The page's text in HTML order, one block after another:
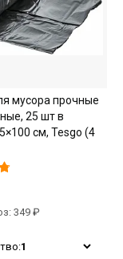
мусора прочные
25 шт в
см, Tesgo (4
349 ₽
1